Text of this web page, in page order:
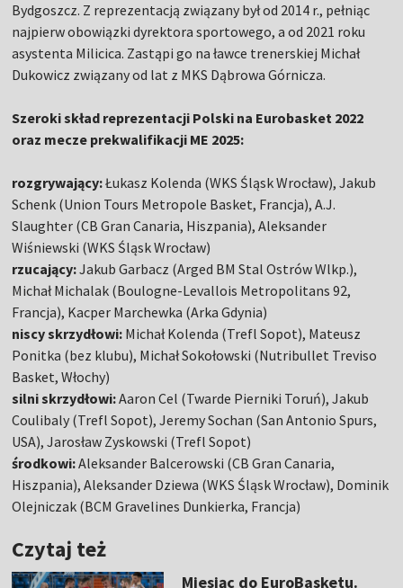
Bydgoszcz. Z reprezentacją związany był od 2014 r., pełniąc
najpierw obowiązki dyrektora sportowego, a od 2021 roku
asystenta Milicica. Zastąpi go na ławce trenerskiej Michał
Dukowicz związany od lat z MKS Dąbrowa Górnicza.
Szeroki skład reprezentacji Polski na Eurobasket 2022
oraz mecze prekwalifikacji ME 2025:
rozgrywający:Łukasz Kolenda (WKS Śląsk Wrocław), Jakub
Schenk (Union Tours Metropole Basket, Francja), A.J.
Slaughter (CB Gran Canaria, Hiszpania), Aleksander
Wiśniewski (WKS Śląsk Wrocław)
rzucający:Jakub Garbacz (Arged BM Stal Ostrów Wlkp.),
Michał Michalak (Boulogne-Levallois Metropolitans 92,
Francja), Kacper Marchewka (Arka Gdynia)
niscy skrzydłowi: Michał Kolenda (Trefl Sopot), Mateusz
Ponitka (bez klubu), Michał Sokołowski (Nutribullet Treviso
Basket, Włochy)
silni skrzydłowi:Aaron Cel (Twarde Pierniki Toruń), Jakub
Coulibaly (Trefl Sopot), Jeremy Sochan (San Antonio Spurs,
USA), Jarosław Zyskowski (Trefl Sopot)
środkowi:Aleksander Balcerowski (CB Gran Canaria,
Hiszpania), Aleksander Dziewa (WKS Śląsk Wrocław), Dominik
Olejniczak (BCM Gravelines Dunkierka, Francja)
Czytaj też
Miesiąc do EuroBasketu.